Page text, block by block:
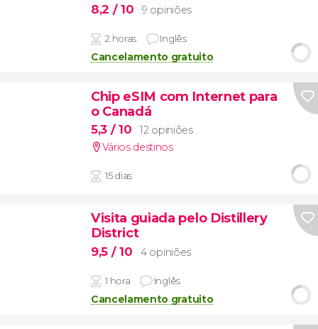
8,2 / 10 9 opiniões
2 horas Inglês
Cancelamento gratuito
Chip eSIM com Internet para
o Canadá
5,3 / 10
12 opiniões
Vários destinos
15 dias
Visita guiada pelo Distillery
District
9,5 / 10 4 opiniões
1 hora Inglês
Cancelamento gratuito